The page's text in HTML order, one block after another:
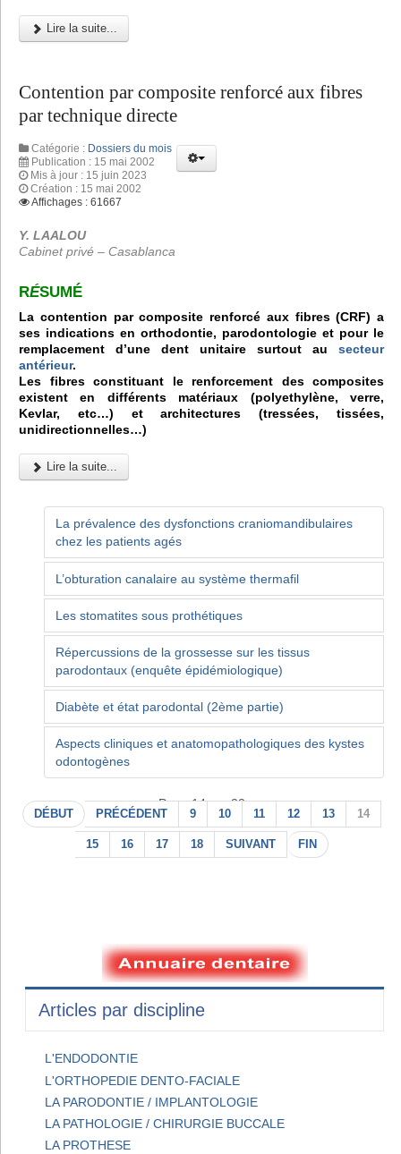
Lire la suite...
Contention par composite renforcé aux fibres
par technique directe
Catégorie : Dossiers du mois
Publication : 15 mai 2002
Mis à jour : 15 juin 2023
Création : 15 mai 2002
Affichages : 61667
Y. LAALOU
Cabinet privé – Casablanca
RÉSUMÉ
La contention par composite renforcé aux fibres (CRF) a
ses indications en orthodontie, parodontologie et pour le
remplacement d’une dent unitaire surtout au secteur
antérieur.
Les fibres constituant le renforcement des composites
existent en différents matériaux (polyethylène, verre,
Kevlar, etc…) et architectures (tressées, tissées,
unidirectionnelles…)
Lire la suite...
La prévalence des dysfonctions craniomandibulaires
chez les patients agés
L’obturation canalaire au système thermafil
Les stomatites sous prothétiques
Répercussions de la grossesse sur les tissus
parodontaux (enquête épidémiologique)
Diabète et état parodontal (2ème partie)
Aspects cliniques et anatomopathologiques des kystes
odontogènes
Page 14 sur 22
DÉBUT PRÉCÉDENT 9 10 11 12 13 14
15 16 17 18 SUIVANT FIN
Articles par discipline
L'ENDODONTIE
L'ORTHOPEDIE DENTO-FACIALE
LA PARODONTIE / IMPLANTOLOGIE
LA PATHOLOGIE / CHIRURGIE BUCCALE
LA PROTHESE